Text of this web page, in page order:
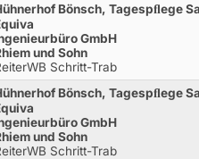
Bönsch, Tagespﬂege
GmbH
und Sohn
Schritt-Trab
Bönsch, Tagespﬂege
GmbH
und Sohn
Schritt-Trab